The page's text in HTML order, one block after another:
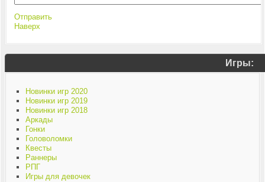
Отправить
Наверх
Игры:
Новинки игр 2020
Новинки игр 2019
Новинки игр 2018
Аркады
Гонки
Головоломки
Квесты
Раннеры
РПГ
Игры для девочек